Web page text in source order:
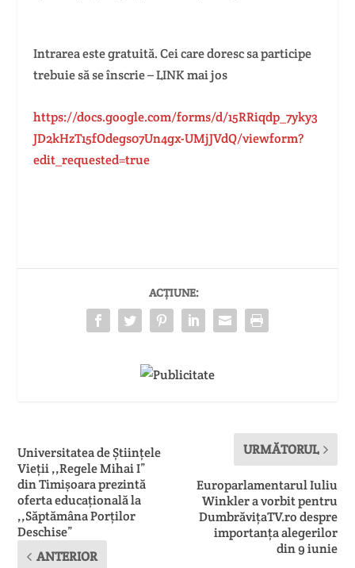
Intrarea este gratuită. Cei care doresc sa participe
trebuie să se înscrie – LINK mai jos
https://docs.google.com/forms/d/15RRiqdp_7yky3
JD2kHzT15fOdegs07Un4gx-UMjJVdQ/viewform?
edit_requested=true
ACȚIUNE:
Universitatea de Științele
Vieții ,,Regele Mihai I”
din Timișoara prezintă
oferta educațională la
,,Săptămâna Porților
Deschise”
ANTERIOR
URMĂTORUL
Europarlamentarul Iuliu
Winkler a vorbit pentru
DumbrăvițaTV.ro despre
importanța alegerilor
din 9 iunie